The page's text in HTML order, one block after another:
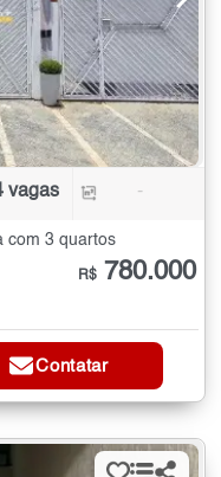
vagas -
com 3 quartos
R$ 780.000
Contatar